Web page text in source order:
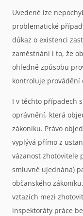
Uvedené lze
problematické
důkaz o existenci
zaměstnání i to, že
ohledně způsobu
kontroluje provádění
I v těchto případech
oprávnění, která
zákoníku. Právo
vyplývá přímo z
vázanost zhotovitele
smluvně ujednána)
občanského
vztazích mezi
inspektoráty práce